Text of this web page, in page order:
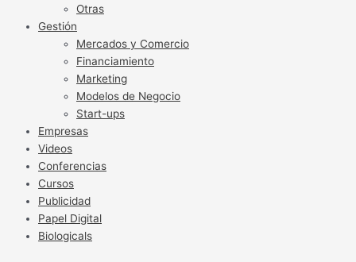
Otras
Gestión
Mercados y Comercio
Financiamiento
Marketing
Modelos de Negocio
Start-ups
Empresas
Videos
Conferencias
Cursos
Publicidad
Papel Digital
Biologicals